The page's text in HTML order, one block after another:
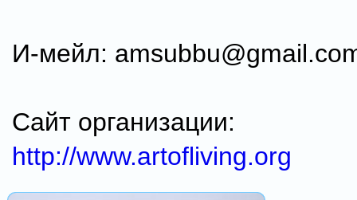
И-мейл:
Сайт организации:
http://www.artofliving.org